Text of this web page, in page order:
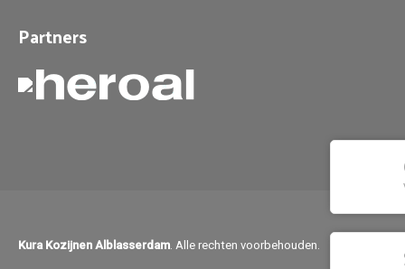
Partners
Kura Kozijnen Alblasserdam. Alle rechten voorbehouden.